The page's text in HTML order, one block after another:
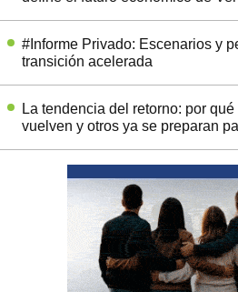
#Informe Privado: Escenarios y
transición acelerada
La tendencia del retorno: por
vuelven y otros ya se preparan